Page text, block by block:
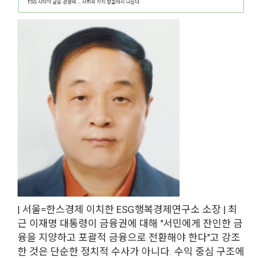
| 서울=한스경제 이치한 ESG행복경제연구소 소장 | 최
근 이재명 대통령이 금융권에 대해 "서민에게 잔인한 금
융을 지양하고 포괄적 금융으로 전환해야 한다"고 강조
한 것은 단순한 정치적 수사가 아니다. 수익 중심 구조에